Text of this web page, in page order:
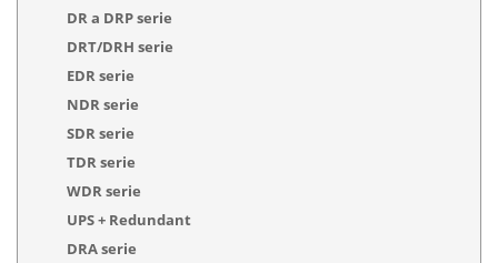
DR a DRP serie
DRT/DRH serie
EDR serie
NDR serie
SDR serie
TDR serie
WDR serie
UPS + Redundant
DRA serie